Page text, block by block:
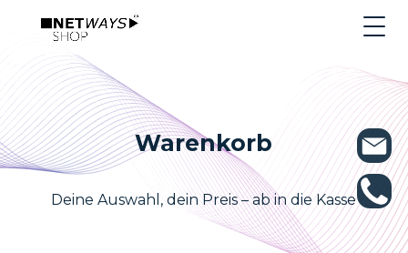
Warenkorb
Deine Auswahl, dein Preis – ab in die Kasse